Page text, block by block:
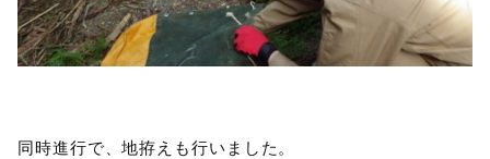
同時進行で、地拵えも行いました。